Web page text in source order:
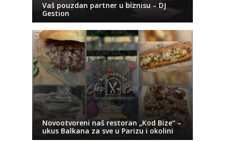
Vaš pouzdan partner u biznisu – DJ
Gestion
Novootvoreni naš restoran „Kod Bize“ –
ukus Balkana za sve u Parizu i okolini